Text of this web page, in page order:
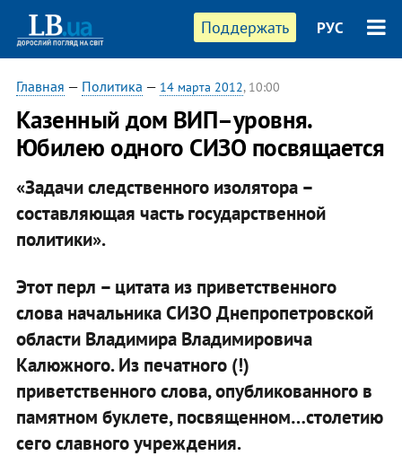
Поддержать РУС
Главная — Политика — 14 марта 2012, 10:00
Казенный дом ВИП–уровня.
Юбилею одного СИЗО посвящается
«Задачи следственного изолятора –
составляющая часть государственной
политики».
Этот перл – цитата из приветственного
слова начальника СИЗО Днепропетровской
области Владимира Владимировича
Калюжного. Из печатного (!)
приветственного слова, опубликованного в
памятном буклете, посвященном…столетию
сего славного учреждения.